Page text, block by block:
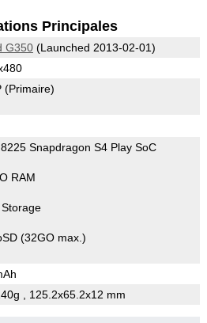
Principales
G350(Launched 2013-02-01)
(Primaire)
Snapdragon S4 Play SoC
RAM
(32GO max.)
, 125.2x65.2x12 mm